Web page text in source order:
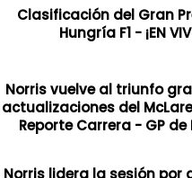
Clasificación del Gran
Hungría F1 - ¡EN
Norris vuelve al triunfo
actualizaciones del
Reporte Carrera - GP
Norris lidera la sesión por